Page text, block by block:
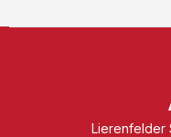
Lierenfelder